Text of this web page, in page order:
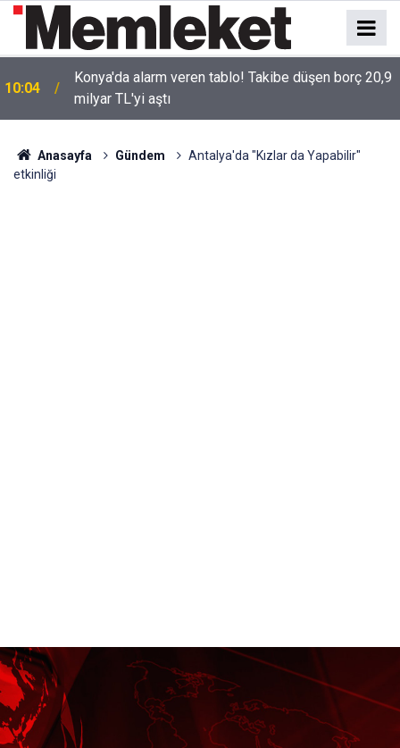
10:04
Konya'da alarm veren tablo! Takibe düşen borç 20,9
milyar TL'yi aştı
Anasayfa Gündem
Antalya'da "Kızlar da Yapabilir"
etkinliği